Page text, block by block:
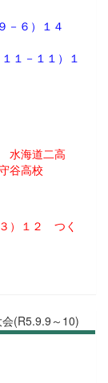
６）１４
－１１）１
水海道二高
谷高校
）１２ つく
(R5.9.9～10)